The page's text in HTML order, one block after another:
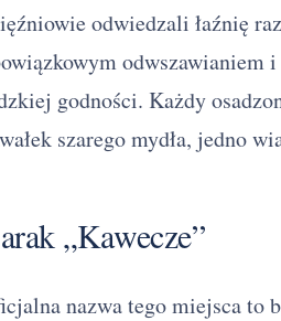
odwiedzali łaźnię
odwszawianiem
godności. Każdy
szarego mydła, jedno
„Kawecze”
nazwa tego miejsca to